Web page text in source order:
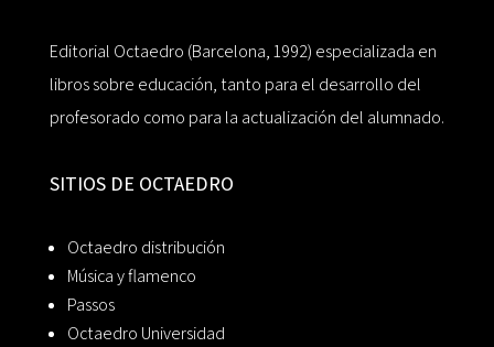
Editorial Octaedro (Barcelona, 1992) especializada en
libros sobre educación, tanto para el desarrollo del
profesorado como para la actualización del alumnado.
SITIOS DE OCTAEDRO
Octaedro distribución
Música y flamenco
Passos
Octaedro Universidad